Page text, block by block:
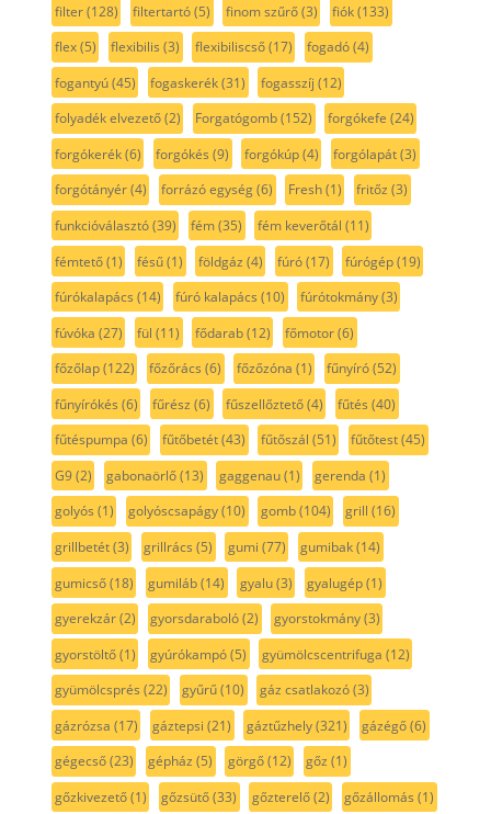
filter(128) filtertartó(5) finom szűrő(3) fiók(133)
flex(5) flexibilis (3) flexibiliscső(17) fogadó(4)
fogantyú(45) fogaskerék(31) fogasszíj (12)
folyadék elvezető(2) Forgatógomb(152) forgókefe (24)
forgókerék(6) forgókés (9) forgókúp(4) forgólapát(3)
forgótányér(4) forrázó egység(6) Fresh(1) fritőz (3)
funkcióválasztó(39) fém(35) fém keverőtál (11)
fémtető(1) fésű(1) földgáz (4) fúró(17) fúrógép(19)
fúrókalapács (14) fúró kalapács (10) fúrótokmány(3)
fúvóka (27) fül (11) fődarab(12) főmotor(6)
főzőlap(122) főzőrács (6) főzőzóna (1) fűnyíró(52)
fűnyírókés (6) fűrész (6) fűszellőztető(4) fűtés (40)
fűtéspumpa (6) fűtőbetét(43) fűtőszál (51) fűtőtest(45)
G9(2) gabonaörlő(13) gaggenau(1) gerenda (1)
golyós (1) golyóscsapágy(10) gomb(104) grill (16)
grillbetét(3) grillrács (5) gumi (77) gumibak(14)
gumicső(18) gumiláb(14) gyalu(3) gyalugép(1)
gyerekzár(2) gyorsdaraboló(2) gyorstokmány(3)
gyorstöltő(1) gyúrókampó(5) gyümölcscentrifuga (12)
gyümölcsprés (22) gyűrű(10) gáz csatlakozó(3)
gázrózsa (17) gáztepsi (21) gáztűzhely(321) gázégő(6)
gégecső(23) gépház (5) görgő(12) gőz (1)
gőzkivezető(1) gőzsütő(33) gőzterelő(2) gőzállomás (1)